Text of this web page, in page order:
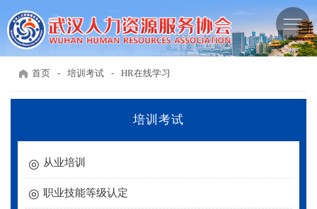
首页 - 培训考试 - HR在线学习
培训考试
从业培训
职业技能等级认定